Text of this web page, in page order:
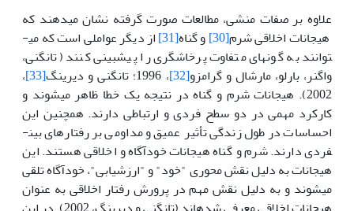
علاوه بر صفات منشی، مطالعات صورت گرفته نشان می­دهند که
هیجانات اخلاقی شرم[30] و گناه[31] از دیگر عواملی است که می­
توانند به گونه­ای متفاوت پرخاشگری را پیش­بینی کنند (تانگنی،
واگنر، بارلو، مارشال و گرامزو[32] ، 1996؛ تانگنی و دیرینگ [33]
،
2002). هیجانات شرم و گناه در نتیجه یک خطا ظاهر می­شوند و
کارکرد مهمی در دو سطح فردی و ارتباطی دارند. همچنین این
احساسات در طول زندگی تأثیر عمیق و مداومی بر رفتارهای بین­
فردی دارند. شرم و گناه هیجانات خودآگاه و اخلاقی هستند. این
هیجانات به دلیل نقش محوری "خود" و "ارزشیابی"، خودآگاه تلقی
می­شوند و به دلیل نقش مهم در پرورش رفتار اخلاقی به عنوان